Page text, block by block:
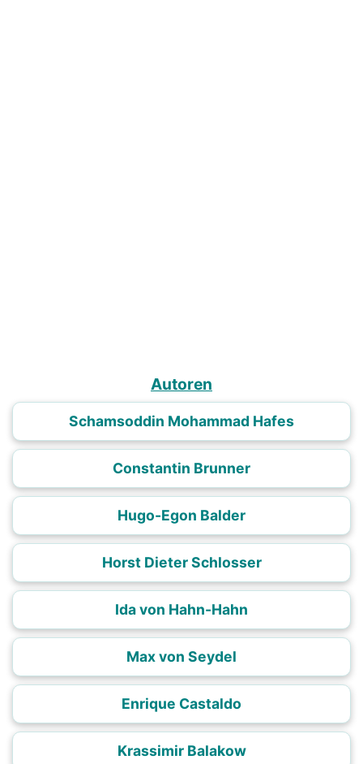
Autoren
Schamsoddin Mohammad Hafes
Constantin Brunner
Hugo-Egon Balder
Horst Dieter Schlosser
Ida von Hahn-Hahn
Max von Seydel
Enrique Castaldo
Krassimir Balakow